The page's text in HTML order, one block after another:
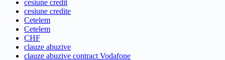
cesiune credit
cesiune credite
Cetelem
Cetelem
CHF
clauze abuzive
clauze abuzive contract Vodafone